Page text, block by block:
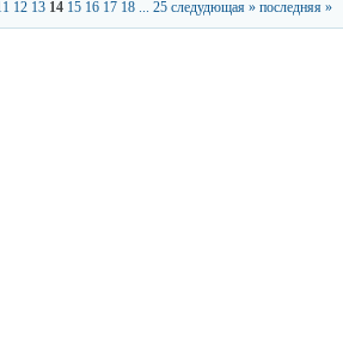
12 13 14 15 16 17 18 ... 25 следудющая » последняя »